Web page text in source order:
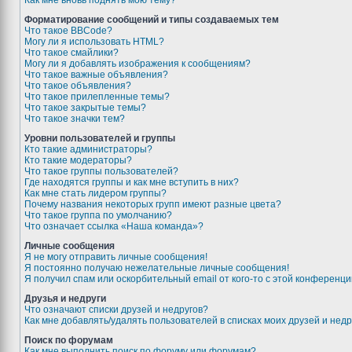
Форматирование сообщений и типы создаваемых тем
Что такое BBCode?
Могу ли я использовать HTML?
Что такое смайлики?
Могу ли я добавлять изображения к сообщениям?
Что такое важные объявления?
Что такое объявления?
Что такое прилепленные темы?
Что такое закрытые темы?
Что такое значки тем?
Уровни пользователей и группы
Кто такие администраторы?
Кто такие модераторы?
Что такое группы пользователей?
Где находятся группы и как мне вступить в них?
Как мне стать лидером группы?
Почему названия некоторых групп имеют разные цвета?
Что такое группа по умолчанию?
Что означает ссылка «Наша команда»?
Личные сообщения
Я не могу отправить личные сообщения!
Я постоянно получаю нежелательные личные сообщения!
Я получил спам или оскорбительный email от кого-то с этой
Друзья и недруги
Что означают списки друзей и недругов?
Как мне добавлять/удалять пользователей в списках моих друзей и
Поиск по форумам